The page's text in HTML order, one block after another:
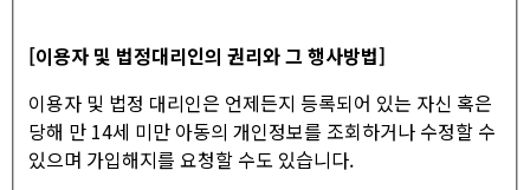
[이용자 및 법정대리인의 권리와 그 행사방법]
이용자 및 법정 대리인은 언제든지 등록되어 있는 자신 혹은
당해 만 14세 미만 아동의 개인정보를 조회하거나 수정할 수
있으며 가입해지를 요청할 수도 있습니다.